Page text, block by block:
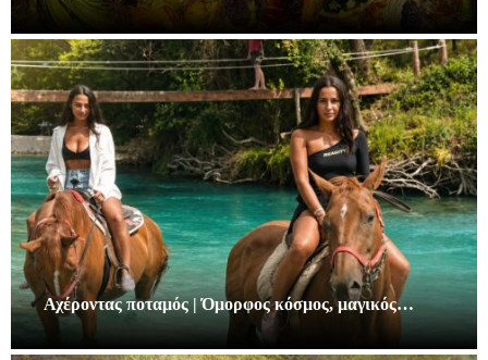
Αχέροντας ποταμός | Όμορφος κόσμος, μαγικός…